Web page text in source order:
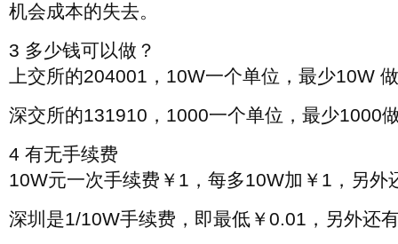
机会成本的失去。
3 多少钱可以做？
上交所的204001，10W一个单位，最少10W
深交所的131910，1000一个单位，最少1000
4 有无手续费
10W元一次手续费￥1，每多10W加￥1，另外
深圳是1/10W手续费，即最低￥0.01，另外还